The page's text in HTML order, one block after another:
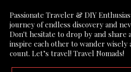
Passionate Traveler & DIY
journey of endless discovery and
Don't hesitate to drop by and share
inspire each other to wander wisely
count. Let’s travel! Travel Nomads!